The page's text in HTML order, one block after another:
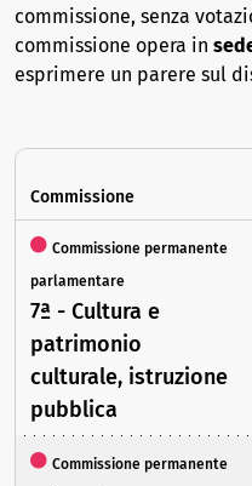
commissione, senza
commissione opera in
esprimere un parere sul
Commissione
Commissione permanente
parlamentare
7ª - Cultura e
patrimonio
culturale, istruzione
pubblica
Commissione permanente